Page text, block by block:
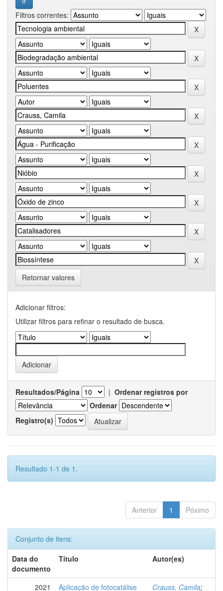
Filtros correntes:
Retornar valores
Adicionar filtros:
Utilizar filtros para refinar o resultado de busca.
Resultados/Página | Ordenar registros por
Ordenar
Registro(s)
Resultado 1-1 de 1.
Anterior 1 Póximo
Conjunto de itens:
Data do
documento
Título Autor(es)
2021
Aplicação de fotocatálise
Crauss, Camila;